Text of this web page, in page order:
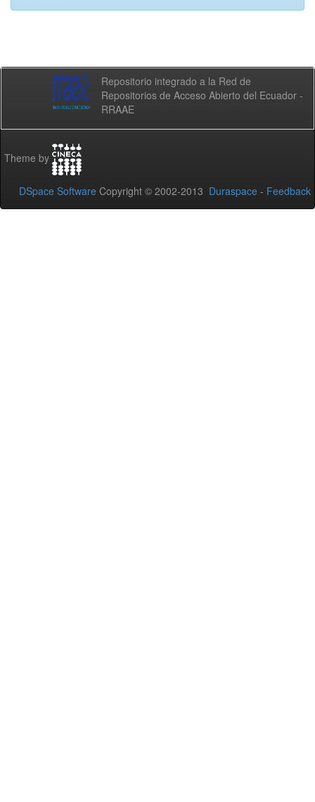
Repositorio integrado a la Red de
Repositorios de Acceso Abierto del Ecuador -
RRAAE
Theme by
DSpace Software Copyright © 2002-2013 Duraspace - Feedback